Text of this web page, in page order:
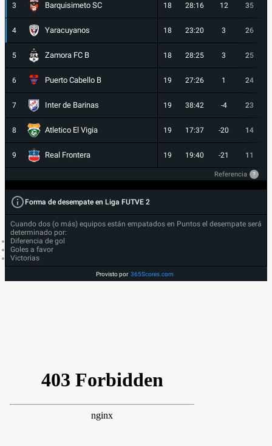
3 Barquisimeto SC 18 28:16 12 35
4 Yaracuyanos 18 23:20 3 26
5 Zamora FC B 18 28:25 3 25
6 Puerto Cabello B 19 27:26 1 24
7 Inter de Barinas 19 38:42 -4 23
8 Atletico El Vigia 19 17:37 -20 14
9 Real Frontera 19 19:40 -21 11
Referencia ?
Forma de desempate en Liga FUTVE 2
Cuando dos (o más) equipos están empatados en Puntos el desempate será
determinado por:
Diferencia de gol
Goles a favor
Victorias
Provisto por 365Scores.com